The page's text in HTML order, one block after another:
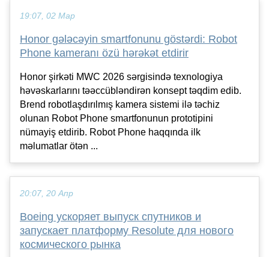
19:07, 02 Мар
Honor gələcəyin smartfonunu göstərdi: Robot
Phone kameranı özü hərəkət etdirir
Honor şirkəti MWC 2026 sərgisində texnologiya
həvəskarlarını təəccübləndirən konsept təqdim edib.
Brend robotlaşdırılmış kamera sistemi ilə təchiz
olunan Robot Phone smartfonunun prototipini
nümayiş etdirib. Robot Phone haqqında ilk
məlumatlar ötən ...
20:07, 20 Апр
Boeing ускоряет выпуск спутников и
запускает платформу Resolute для нового
космического рынка